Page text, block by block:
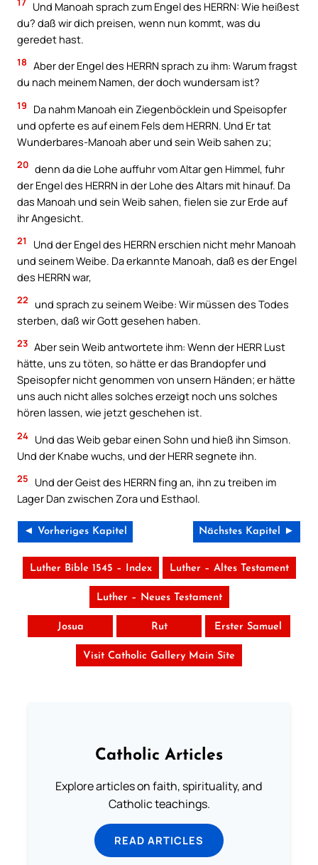
Und Manoah sprach zum Engel des HERRN: Wie heißest
du? daß wir dich preisen, wenn nun kommt, was du
geredet hast.
18 Aber der Engel des HERRN sprach zu ihm: Warum fragst
du nach meinem Namen, der doch wundersam ist?
19
Da nahm Manoah ein Ziegenböcklein und Speisopfer
und opferte es auf einem Fels dem HERRN. Und Er tat
Wunderbares-Manoah aber und sein Weib sahen zu;
20 denn da die Lohe auffuhr vom Altar gen Himmel, fuhr
der Engel des HERRN in der Lohe des Altars mit hinauf. Da
das Manoah und sein Weib sahen, fielen sie zur Erde auf
ihr Angesicht.
21
Und der Engel des HERRN erschien nicht mehr Manoah
und seinem Weibe. Da erkannte Manoah, daß es der Engel
des HERRN war,
22 und sprach zu seinem Weibe: Wir müssen des Todes
sterben, daß wir Gott gesehen haben.
23 Aber sein Weib antwortete ihm: Wenn der HERR Lust
hätte, uns zu töten, so hätte er das Brandopfer und
Speisopfer nicht genommen von unsern Händen; er hätte
uns auch nicht alles solches erzeigt noch uns solches
hören lassen, wie jetzt geschehen ist.
24 Und das Weib gebar einen Sohn und hieß ihn Simson.
Und der Knabe wuchs, und der HERR segnete ihn.
25
Und der Geist des HERRN fing an, ihn zu treiben im
Lager Dan zwischen Zora und Esthaol.
◄ Vorheriges Kapitel Nächstes Kapitel ►
Luther Bible 1545 – Index Luther – Altes Testament
Luther – Neues Testament
Josua Rut Erster Samuel
Visit Catholic Gallery Main Site
Catholic Articles
Explore articles on faith, spirituality, and
Catholic teachings.
READ ARTICLES